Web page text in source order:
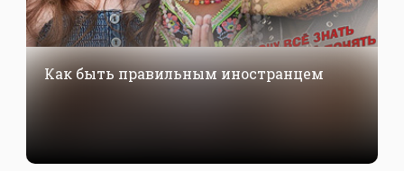
Как быть правильным иностранцем